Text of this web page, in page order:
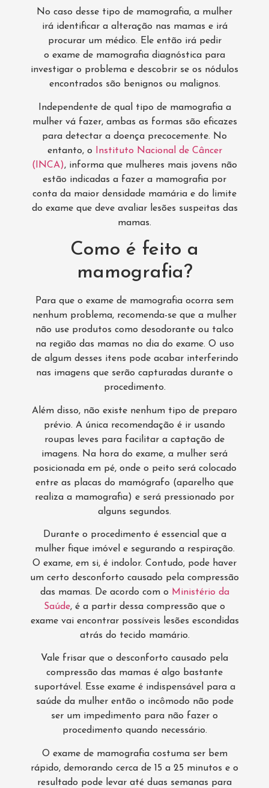
No caso desse tipo de mamografia, a mulher
irá identificar a alteração nas mamas e irá
procurar um médico. Ele então irá pedir
o exame de mamografia diagnóstica para
investigar o problema e descobrir se os nódulos
encontrados são benignos ou malignos.
Independente de qual tipo de mamografia a
mulher vá fazer, ambas as formas são eficazes
para detectar a doença precocemente. No
entanto, o
Instituto Nacional de Câncer
(INCA), informa que mulheres mais jovens não
estão indicadas a fazer a mamografia por
conta da maior densidade mamária e do limite
do exame que deve avaliar lesões suspeitas das
mamas.
Como é feito a
mamografia?
Para que o exame de mamografia ocorra sem
nenhum problema, recomenda-se que a mulher
não use produtos como desodorante ou talco
na região das mamas no dia do exame. O uso
de algum desses itens pode acabar interferindo
nas imagens que serão capturadas durante o
procedimento.
Além disso, não existe nenhum tipo de preparo
prévio. A única recomendação é ir usando
roupas leves para facilitar a captação de
imagens. Na hora do exame, a mulher será
posicionada em pé, onde o peito será colocado
entre as placas do mamógrafo (aparelho que
realiza a mamografia) e será pressionado por
alguns segundos.
Durante o procedimento é essencial que a
mulher fique imóvel e segurando a respiração.
O exame, em si, é indolor. Contudo, pode haver
um certo desconforto causado pela compressão
das mamas. De acordo com o Ministério da
Saúde, é a partir dessa compressão que o
exame vai encontrar possíveis lesões escondidas
atrás do tecido mamário.
Vale frisar que o desconforto causado pela
compressão das mamas é algo bastante
suportável. Esse exame é indispensável para a
saúde da mulher então o incômodo não pode
ser um impedimento para não fazer o
procedimento quando necessário.
O exame de mamografia costuma ser bem
rápido, demorando cerca de 15 a 25 minutos e o
resultado pode levar até duas semanas para